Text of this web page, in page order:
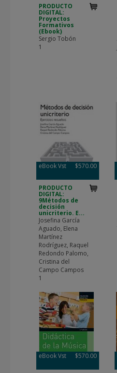
PRODUCTO
DIGITAL:
Proyectos
Formativos
(Ebook)
Sergio Tobón
1
eBook Vst $570.00
PRODUCTO
DIGITAL:
9Métodos de
decisión
unicriterio. E...
Josefina García
Aguado, Elena
Martínez
Rodríguez, Raquel
Redondo Palomo,
Cristina del
Campo Campos
1
eBook Vst $570.00